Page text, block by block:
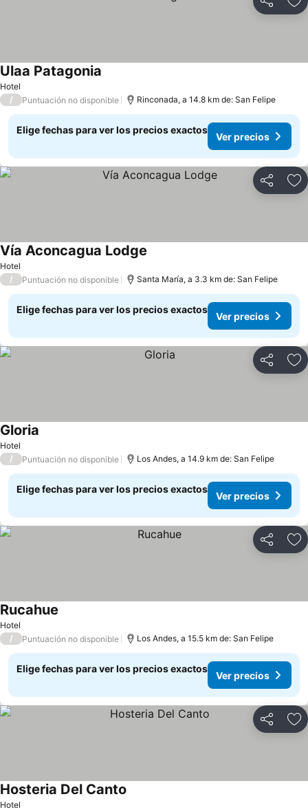
Compartir
Hotel
Ulaa Patagonia
/ Puntuación no disponible Rinconada, a 14.8 km de: San Felipe
Elige fechas para ver los precios exactos
Ver precios
Compartir
Hotel
Vía Aconcagua Lodge
/ Puntuación no disponible Santa María, a 3.3 km de: San Felipe
Elige fechas para ver los precios exactos
Ver precios
Compartir
Hotel
Gloria
/ Puntuación no disponible Los Andes, a 14.9 km de: San Felipe
Elige fechas para ver los precios exactos
Ver precios
Compartir
Hotel
Rucahue
/ Puntuación no disponible Los Andes, a 15.5 km de: San Felipe
Elige fechas para ver los precios exactos
Ver precios
Compartir
Hotel
Hosteria Del Canto